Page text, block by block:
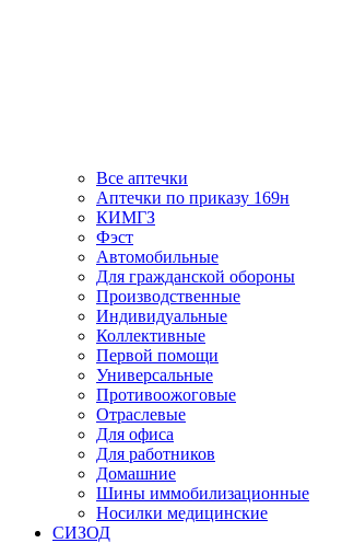
Все аптечки
Аптечки по приказу 169н
КИМГЗ
Фэст
Автомобильные
Для гражданской обороны
Производственные
Индивидуальные
Коллективные
Первой помощи
Универсальные
Противоожоговые
Отраслевые
Для офиса
Для работников
Домашние
Шины иммобилизационные
Носилки медицинские
СИЗОД